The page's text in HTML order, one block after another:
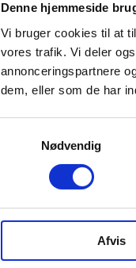
Denne hjemmeside
Vi bruger cookies til at
vores trafik. Vi deler
annonceringspartnere
dem, eller som de har
Nødvendig
Afvis